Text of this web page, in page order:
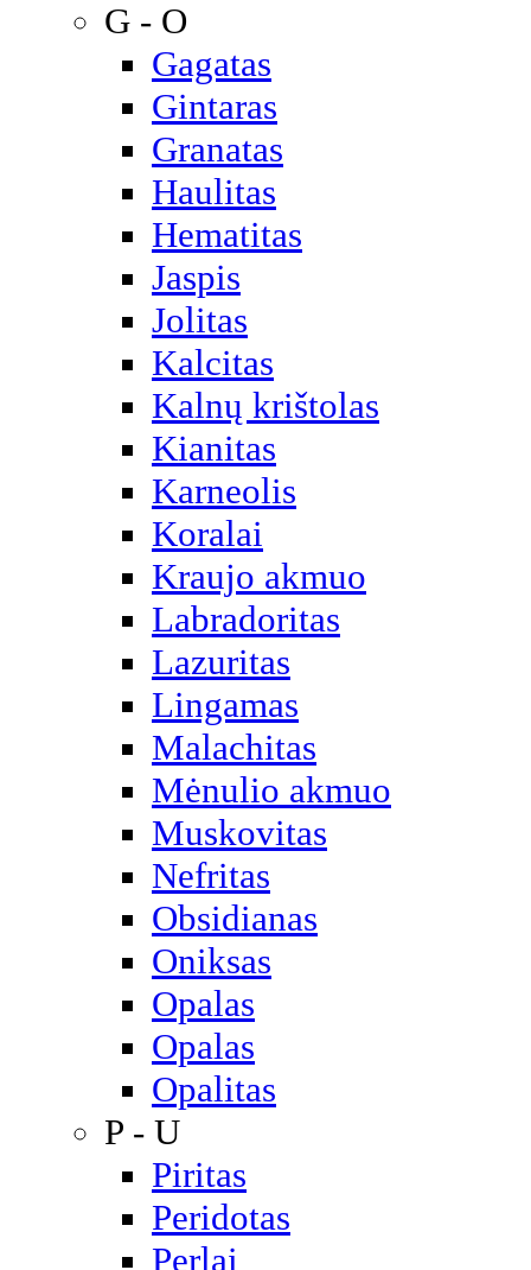
G - O
Gagatas
Gintaras
Granatas
Haulitas
Hematitas
Jaspis
Jolitas
Kalcitas
Kalnų krištolas
Kianitas
Karneolis
Koralai
Kraujo akmuo
Labradoritas
Lazuritas
Lingamas
Malachitas
Mėnulio akmuo
Muskovitas
Nefritas
Obsidianas
Oniksas
Opalas
Opalas
Opalitas
P - U
Piritas
Peridotas
Perlai